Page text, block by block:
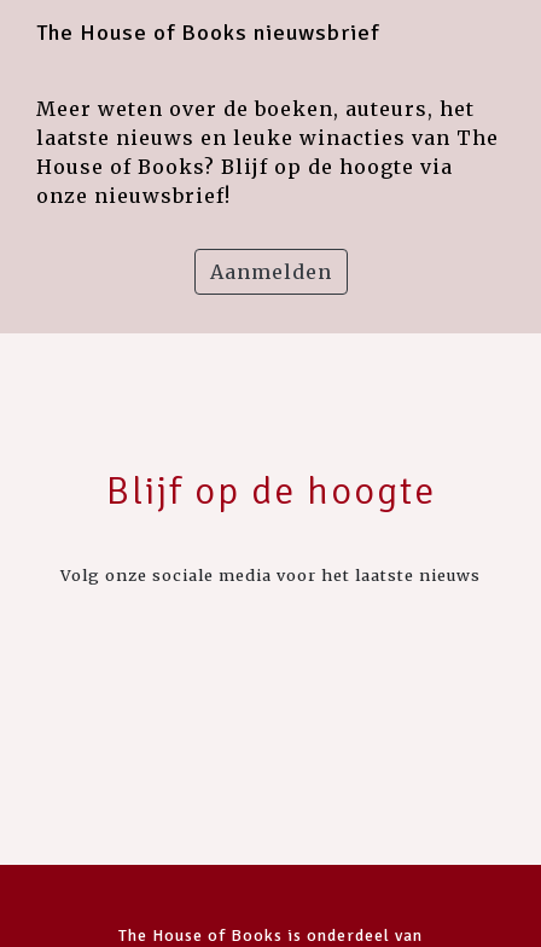
The House of Books nieuwsbrief
Meer weten over de boeken, auteurs, het
laatste nieuws en leuke winacties van The
House of Books? Blijf op de hoogte via
onze nieuwsbrief!
Aanmelden
Blijf op de hoogte
Volg onze sociale media voor het laatste nieuws
The House of Books is onderdeel van